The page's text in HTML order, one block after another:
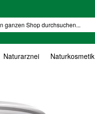
Naturarznei Naturkosmetik